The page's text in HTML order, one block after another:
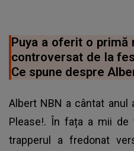
Puya a oferit o primă
controversat de la
Ce spune despre
Albert NBN a cântat anul
Please!. În fața a mii de
trapperul a fredonat